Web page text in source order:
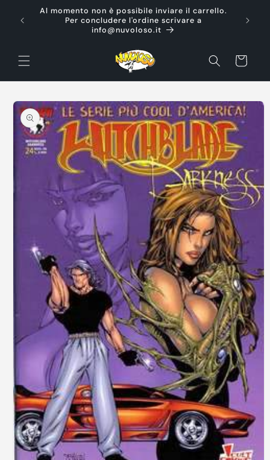
direttamente
ai contenuti
Al momento non è possibile inviare il carrello.
Per concludere l'ordine scrivare a
info@nuvoloso.it
Carrello
Passa alle
informazioni
sul prodotto